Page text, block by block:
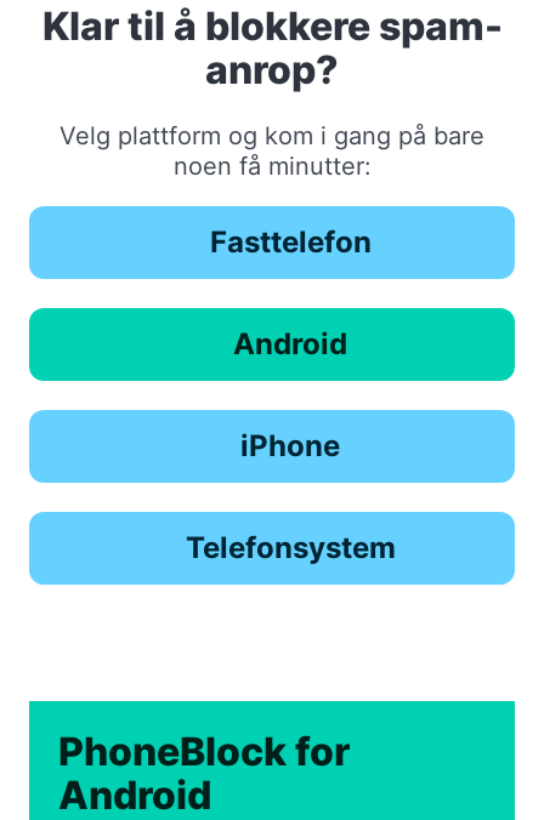
Klar til å blokkere spam-
anrop?
Velg plattform og kom i gang på bare
noen få minutter:
Fasttelefon
Android
iPhone
Telefonsystem
PhoneBlock for
Android